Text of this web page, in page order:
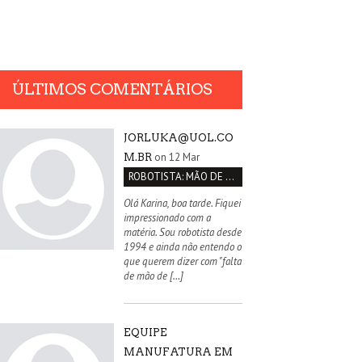
ÚLTIMOS COMENTÁRIOS
JORLUKA@UOL.CO
M.BR on 12 Mar
ROBOTISTA: MÃO DE OBRA QUALIFICADA INEXISTENTE NO BRASIL
Olá Karina, boa tarde. Fiquei
impressionado com a
matéria. Sou robotista desde
1994 e ainda não entendo o
que querem dizer com "falta
de mão de […]
EQUIPE
MANUFATURA EM